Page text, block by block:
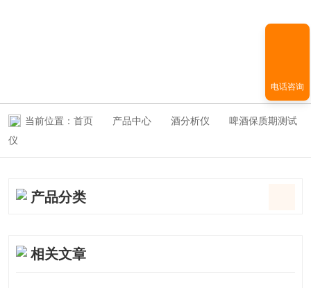
当前位置： 首页 产品中心 酒分析仪
啤酒保质期测试
仪
产品分类
相关文章
电话咨询